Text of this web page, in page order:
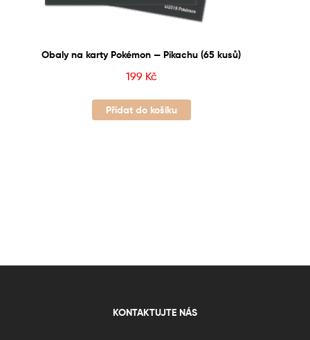
Obaly na karty Pokémon — Pikachu (65 kusů)
199 Kč
Přidat do košíku
KONTAKTUJTE NÁS